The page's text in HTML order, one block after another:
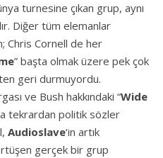
turnesine çıkan grup, aynı
Diğer tüm elemanlar
Chris Cornell de her
” başta olmak üzere pek çok
geri durmuyordu.
ve Bush hakkındaki “Wide
tekrardan politik sözler
Audioslave‘in artık
gerçek bir grup